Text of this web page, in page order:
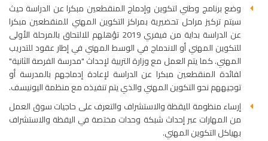
وضع برنامج وطني لتكوين وإدماج المنقطعين مبكرا عن الدراسة حيث
سيتم تركيز مراحل تحضيرية بمراكز التكوين المهني للمنقطعين مبكرا
عن الدراسة بداية من فيفري 2019 تؤهلهم للالتحاق بالمرحلة الأولى
للتكوين المهني أو الاندماج في الوسط المهني في إطار عقود للتدريب
المهني. كما يتم العمل مع وزارة التربية لإحداث "مدرسة الفرصة الثانية"
لفائدة المنقطعين مبكرا عن الدراسة لإعادة إدماجهم بالمدرسة أو
توجيههم نحو التكوين المهني والذي يتم تنفيذه مع منظمة اليونيسف.
إرساء منظومة لليقظة والاستشراف والتعرف على حاجيات سوق العمل
من المهارات عبر إحداث شبكة وحدات مختصة في اليقظة والاستشراف
بهياكل التكوين المهني.